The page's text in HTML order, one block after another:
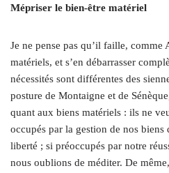
Mépriser le bien-être matériel
Je ne pense pas qu’il faille, comme
matériels, et s’en débarrasser
nécessités sont différentes des
posture de Montaigne et de
quant aux biens matériels : ils ne
occupés par la gestion de nos
liberté ; si préoccupés par notre
nous oublions de méditer. De